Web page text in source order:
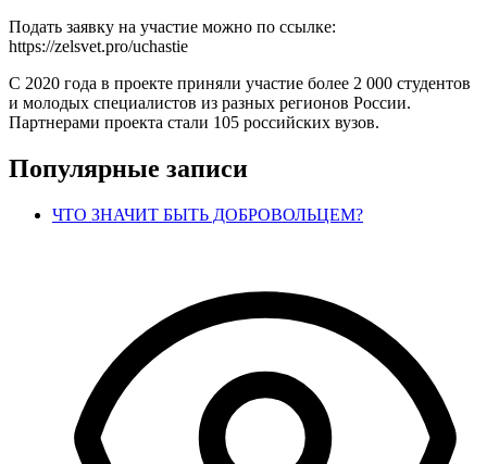
Подать заявку на участие можно по ссылке:
https://zelsvet.pro/uchastie
С 2020 года в проекте приняли участие более 2 000 студентов
и молодых специалистов из разных регионов России.
Партнерами проекта стали 105 российских вузов.
Популярные записи
ЧТО ЗНАЧИТ БЫТЬ ДОБРОВОЛЬЦЕМ?